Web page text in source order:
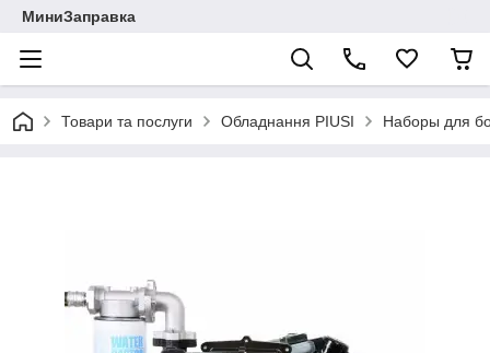
МиниЗаправка
Товари та послуги Обладнання PIUSI Наборы для